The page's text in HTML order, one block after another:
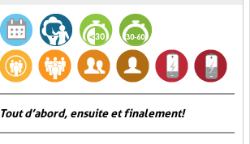
Tout d’abord, ensuite et finalement!